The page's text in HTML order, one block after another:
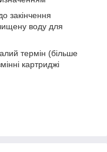
закінчення
воду для
термін (більше
картриджі